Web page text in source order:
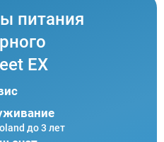
питания
EX
до 3 лет